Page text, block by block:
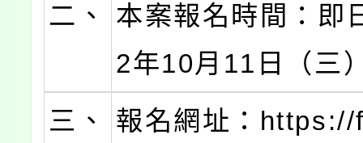
二、
本案報名時間：即
2年10月11日（三
三、
報名網址：